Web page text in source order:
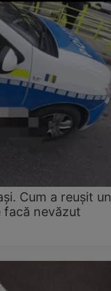
Cum a reușit un
facă nevăzut